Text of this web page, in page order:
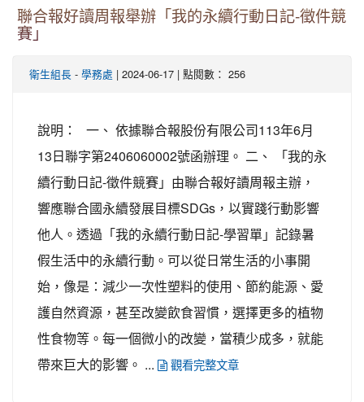
聯合報好讀周報舉辦「我的永續行動日記-徵件競
賽」
衛生組長 - 學務處 | 2024-06-17 | 點閱數： 256
說明： 一、 依據聯合報股份有限公司113年6月
13日聯字第2406060002號函辦理。 二、 「我的永
續行動日記-徵件競賽」由聯合報好讀周報主辦，
響應聯合國永續發展目標SDGs，以實踐行動影響
他人。透過「我的永續行動日記-學習單」記錄暑
假生活中的永續行動。可以從日常生活的小事開
始，像是：減少一次性塑料的使用、節約能源、愛
護自然資源，甚至改變飲食習慣，選擇更多的植物
性食物等。每一個微小的改變，當積少成多，就能
帶來巨大的影響。 ...
觀看完整文章